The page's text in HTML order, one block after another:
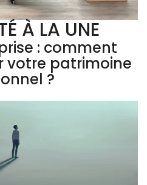
À LA UNE
: comment
votre patrimoine
?